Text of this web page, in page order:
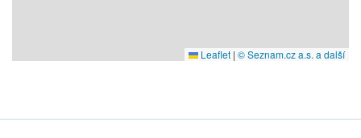
Leaflet | © Seznam.cz a.s. a další